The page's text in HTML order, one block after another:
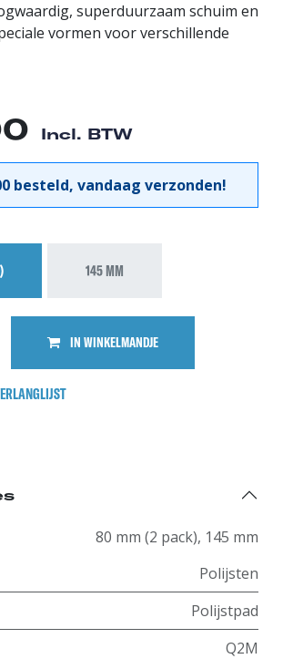
superduurzaam schuim en
vormen voor verschillende
Incl. BTW
besteld, vandaag verzonden!
145 MM
IN WINKELMANDJE
80 mm (2 pack), 145 mm
Polijsten
Polijstpad
Q2M